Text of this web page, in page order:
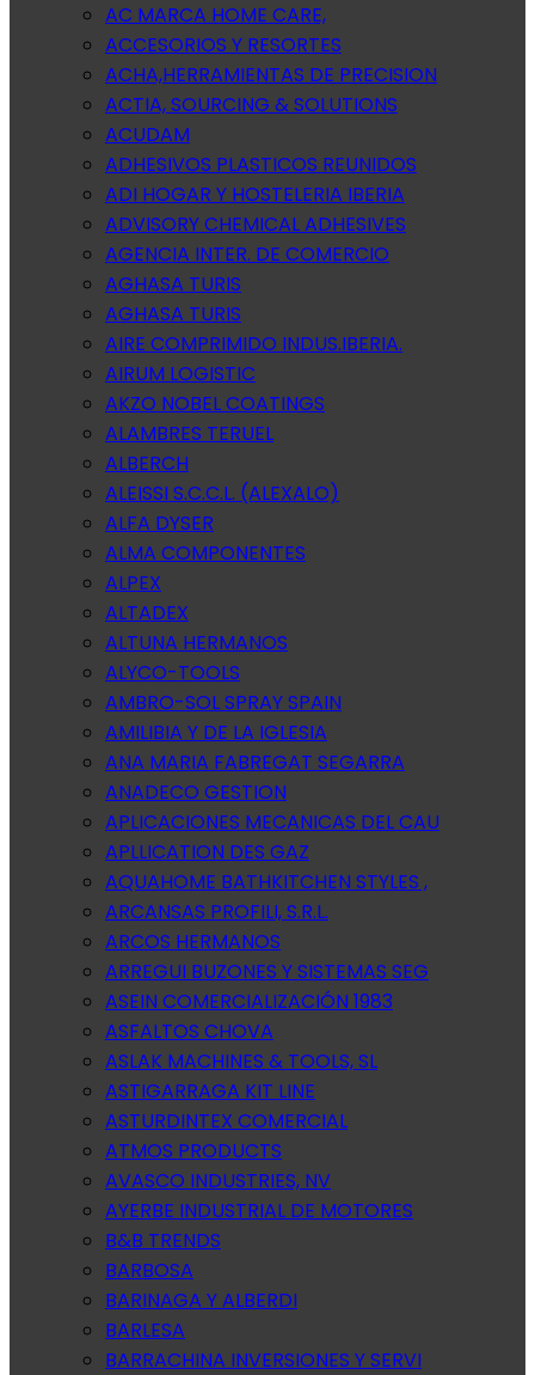
AC MARCA HOME CARE,
ACCESORIOS Y RESORTES
ACHA,HERRAMIENTAS DE PRECISION
ACTIA, SOURCING & SOLUTIONS
ACUDAM
ADHESIVOS PLASTICOS REUNIDOS
ADI HOGAR Y HOSTELERIA IBERIA
ADVISORY CHEMICAL ADHESIVES
AGENCIA INTER. DE COMERCIO
AGHASA TURIS
AGHASA TURIS
AIRE COMPRIMIDO INDUS.IBERIA.
AIRUM LOGISTIC
AKZO NOBEL COATINGS
ALAMBRES TERUEL
ALBERCH
ALEISSI S.C.C.L. (ALEXALO)
ALFA DYSER
ALMA COMPONENTES
ALPEX
ALTADEX
ALTUNA HERMANOS
ALYCO-TOOLS
AMBRO-SOL SPRAY SPAIN
AMILIBIA Y DE LA IGLESIA
ANA MARIA FABREGAT SEGARRA
ANADECO GESTION
APLICACIONES MECANICAS DEL CAU
APLLICATION DES GAZ
AQUAHOME BATHKITCHEN STYLES ,
ARCANSAS PROFILI, S.R.L.
ARCOS HERMANOS
ARREGUI BUZONES Y SISTEMAS SEG
ASEIN COMERCIALIZACIÓN 1983
ASFALTOS CHOVA
ASLAK MACHINES & TOOLS, SL
ASTIGARRAGA KIT LINE
ASTURDINTEX COMERCIAL
ATMOS PRODUCTS
AVASCO INDUSTRIES, NV
AYERBE INDUSTRIAL DE MOTORES
B&B TRENDS
BARBOSA
BARINAGA Y ALBERDI
BARLESA
BARRACHINA INVERSIONES Y SERVI